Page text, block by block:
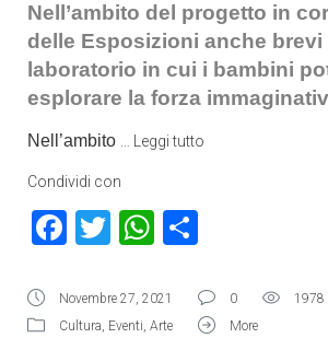
Nell’ambito del progetto in
delle Esposizioni anche brevi
laboratorio in cui i bambini
esplorare la forza
Nell’ambito Leggi tutto
Condividi con
Facebook
TwitterWhatsApp
Novembre 27, 2021 0
1978
Cultura, Eventi, Arte More